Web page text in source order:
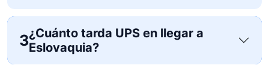
3¿Cuánto tarda UPS en llegar a
Eslovaquia?